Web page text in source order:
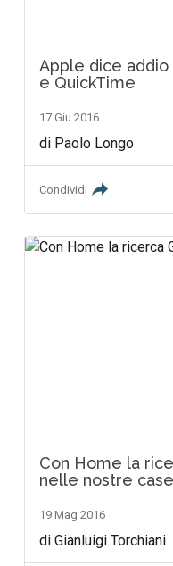
Apple dice addio
e QuickTime
17 Giu 2016
di Paolo Longo
Condividi
Con Home la
nelle nostre case
19 Mag 2016
di Gianluigi Torchiani